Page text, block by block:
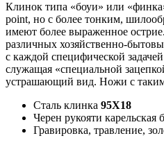
Клинок типа «боуи» или
point, но с более тонким,
имеют более выраженное
различных хозяйственно-
с каждой специфической
служащая «специальной
устрашающий вид. Ножи с
Сталь клинка 95Х18
Черен рукояти
Гравировка, травление,